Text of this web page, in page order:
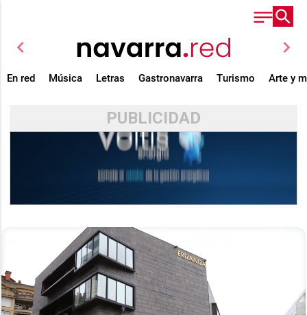
chevron_left chevron_right
En red Música Letras Gastronavarra Turismo Arte y
PUBLICIDAD